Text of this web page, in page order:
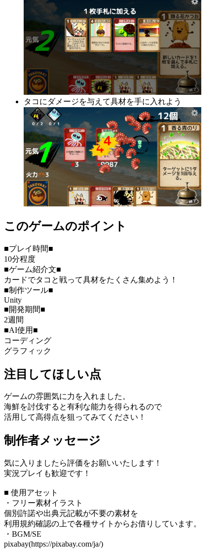
タコにダメージを与えて具材を手に入れよう
このゲームのポイント
■プレイ時間■
10分程度
■ゲーム紹介文■
カードでタコと戦って具材をたくさん集めよう！
■制作ツール■
Unity
■開発期間■
2週間
■AI使用■
コーディング
グラフィック
注目してほしい点
ゲームの雰囲気に力を入れました。
海鮮を討伐すると有利な能力を得られるので
活用して高得点を狙ってみてください！
制作者メッセージ
気に入りましたら評価をお願いいたします！
実況プレイも歓迎です！
■ 使用アセット
・フリー素材イラスト
個別許諾や出典元記載が不要の素材を
利用規約確認の上で各種サイトからお借りしています。
・BGM/SE
pixabay(https://pixabay.com/ja/)